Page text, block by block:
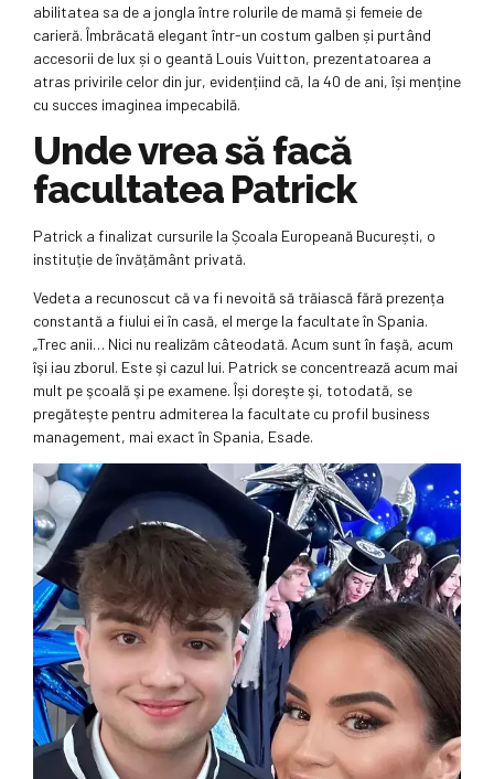
abilitatea sa de a jongla între rolurile de mamă și femeie de
carieră. Îmbrăcată elegant într-un costum galben și purtând
accesorii de lux și o geantă Louis Vuitton, prezentatoarea a
atras privirile celor din jur, evidențiind că, la 40 de ani, își menține
cu succes imaginea impecabilă.
Unde vrea să facă
facultatea Patrick
Patrick a finalizat cursurile la Școala Europeană București, o
instituție de învățământ privată.
Vedeta a recunoscut că va fi nevoită să trăiască fără prezența
constantă a fiului ei în casă, el merge la facultate în Spania.
„Trec anii… Nici nu realizăm câteodată. Acum sunt în faşă, acum
îşi iau zborul. Este şi cazul lui. Patrick se concentrează acum mai
mult pe şcoală şi pe examene. Își doreşte şi, totodată, se
pregăteşte pentru admiterea la facultate cu profil business
management, mai exact în Spania, Esade.